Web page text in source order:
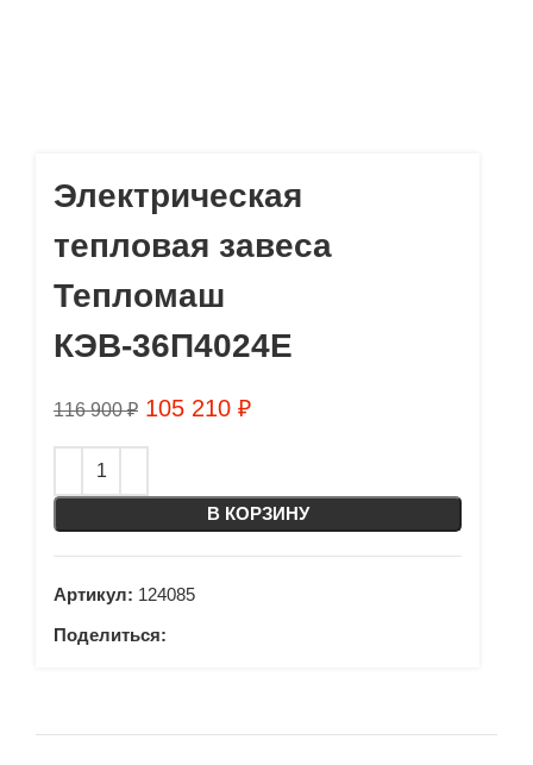
Электрическая
тепловая завеса
Тепломаш
КЭВ-36П4024Е
116 900₽ 105 210 ₽
В КОРЗИНУ
Артикул: 124085
Поделиться: